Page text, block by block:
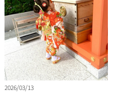
2026/03/13